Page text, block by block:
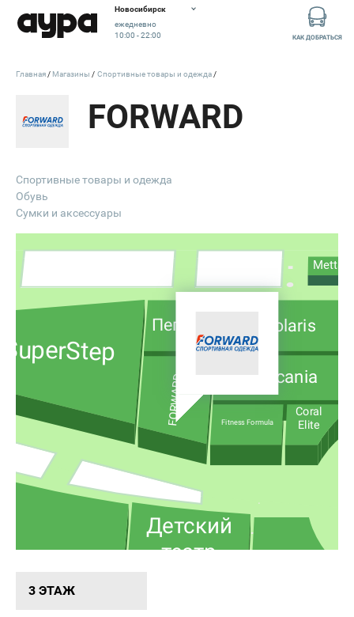
Новосибирск
ежедневно
10:00 - 22:00
КАК ДОБРАТЬСЯ
FORWARD
Спортивные товары и одежда
Обувь
Сумки и аксессуары
3 ЭТАЖ
FORWARD
SuperStep
Пеплос Polaris
Ascania
Coral
Elite
Fitness Formula
Детский
театр
Metta
Главная Магазины Спортивные товары и одежда